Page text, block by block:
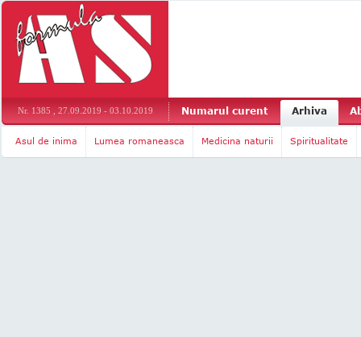
Nr. 1385 , 27.09.2019 - 03.10.2019 Numarul curent Arhiva
Asul de inima Lumea romaneasca Medicina naturii Spiritualitate